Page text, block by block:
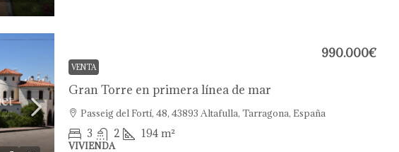
VENTA
Gran Torre en primera línea de mar
990.000€
Passeig del Fortí, 48, 43893 Altafulla, Tarragona, España
3 2 194 m²
VIVIENDA